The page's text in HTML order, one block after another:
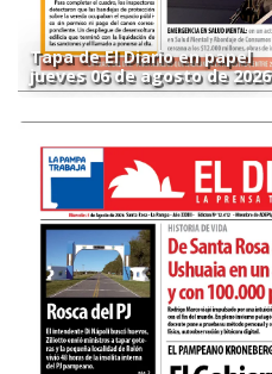
Tapa de El Diario en papel
jueves 06 de agosto de 2026